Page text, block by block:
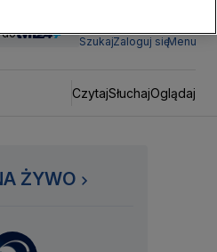
do
SzukajZaloguj sięMenu
CzytajSłuchajOglądaj
ŻYWO